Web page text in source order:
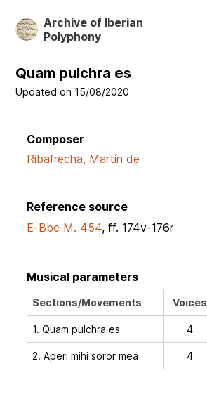
Skip
to
content
Archive of Iberian
Polyphony
Quam pulchra es
Updated on 15/08/2020
Composer
Ribafrecha, Martín de
Reference source
E-Bbc M. 454, ff. 174v-176r
Musical parameters
Sections/Movements Voices
1. Quam pulchra es 4
2. Aperi mihi soror mea 4